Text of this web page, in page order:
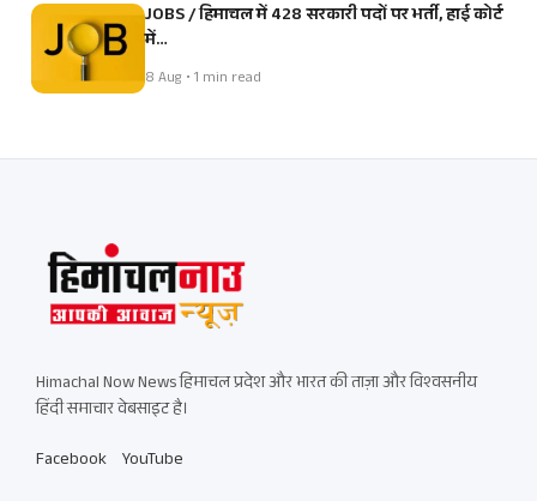
JOBS / हिमाचल में 428 सरकारी पदों पर भर्ती, हाई कोर्ट
में…
8 Aug • 1 min read
Himachal Now News हिमाचल प्रदेश और भारत की ताज़ा और विश्वसनीय
हिंदी समाचार वेबसाइट है।
Facebook YouTube